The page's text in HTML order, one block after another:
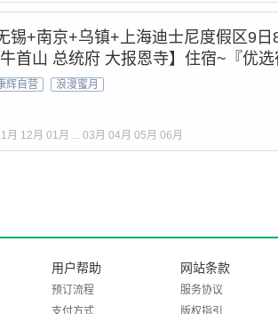
锡+南京+乌镇+上海迪士尼度假区9日
首山 总统府 大报恩寺】住宿~『优
客栈』赠送~【三游船 经典三水乡 精
辉自营 浪漫蜜月
月 12月 01月 ... 03月 04月 05月 06月
用户帮助
预订流程
支付方式
网站条款
服务协议
版权指引